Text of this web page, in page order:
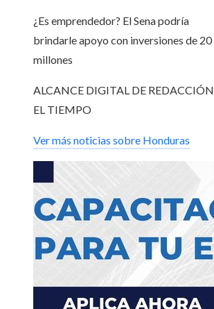
¿Es emprendedor? El Sena podría
brindarle apoyo con inversiones de 20
millones
ALCANCE DIGITAL DE REDACCIÓN
EL TIEMPO
Ver más noticias sobre Honduras